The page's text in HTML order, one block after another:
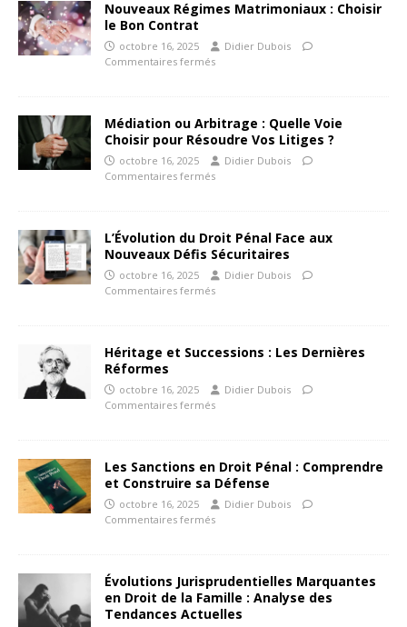
Nouveaux Régimes Matrimoniaux : Choisir
le Bon Contrat
octobre 16, 2025
Didier Dubois
Commentaires fermés
Médiation ou Arbitrage : Quelle Voie
Choisir pour Résoudre Vos Litiges ?
octobre 16, 2025
Didier Dubois
Commentaires fermés
L’Évolution du Droit Pénal Face aux
Nouveaux Défis Sécuritaires
octobre 16, 2025
Didier Dubois
Commentaires fermés
Héritage et Successions : Les Dernières
Réformes
octobre 16, 2025
Didier Dubois
Commentaires fermés
Les Sanctions en Droit Pénal : Comprendre
et Construire sa Défense
octobre 16, 2025
Didier Dubois
Commentaires fermés
Évolutions Jurisprudentielles Marquantes
en Droit de la Famille : Analyse des
Tendances Actuelles